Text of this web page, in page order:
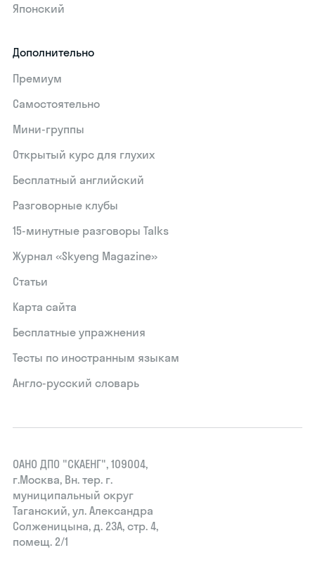
Японский
Дополнительно
Премиум
Самостоятельно
Мини-группы
Открытый курс для глухих
Бесплатный английский
Разговорные клубы
15‑минутные разговоры Talks
Журнал «Skyeng Magazine»
Статьи
Карта сайта
Бесплатные упражнения
Тесты по иностранным языкам
Англо-русский словарь
ОАНО ДПО "СКАЕНГ", 109004,
г.Москва, Вн. тер. г.
муниципальный округ
Таганский, ул. Александра
Солженицына, д. 23А, стр. 4,
помещ. 2/1